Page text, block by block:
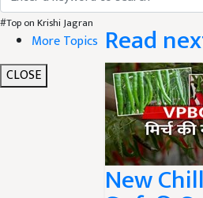
#Top on Krishi Jagran
More Topics
CLOSE
Read
New